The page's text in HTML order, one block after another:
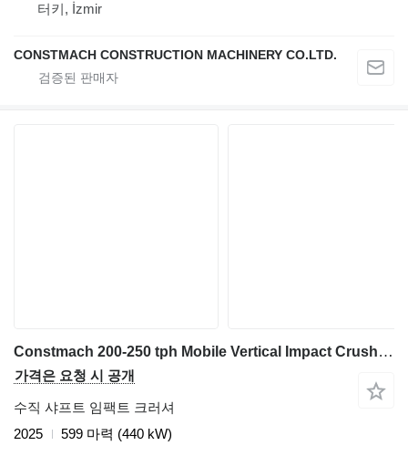
터키, İzmir
CONSTMACH CONSTRUCTION MACHINERY CO.LTD.
Constmach 200-250 tph Mobile Vertical Impact Crushing Plant ( VSI Crusher
가격은 요청 시 공개
수직 샤프트 임팩트 크러셔
2025
599 마력 (440 kW)